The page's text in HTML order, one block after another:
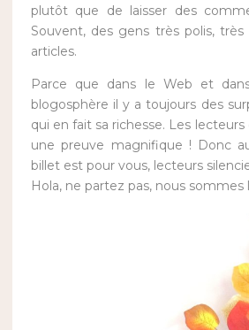
plutôt que de laisser des
Souvent, des gens très polis, très
articles.
Parce que dans le Web et
blogosphère il y a toujours des
qui en fait sa richesse. Les
une preuve magnifique ! Donc
billet est pour vous, lecteurs
Hola, ne partez pas, nous sommes